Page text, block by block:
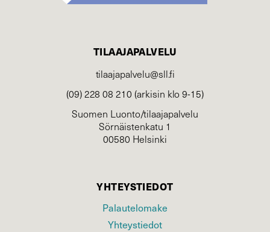
TILAAJAPALVELU
tilaajapalvelu@sll.fi
(09) 228 08 210 (arkisin klo 9-15)
Suomen Luonto/tilaajapalvelu
Sörnäistenkatu 1
00580 Helsinki
YHTEYSTIEDOT
Palautelomake
Yhteystiedot